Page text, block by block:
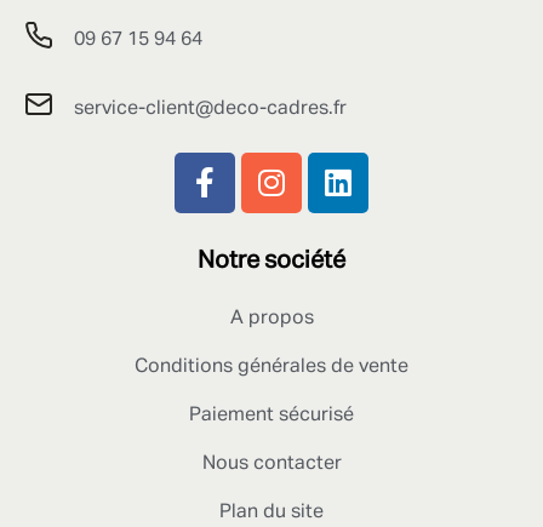
09 67 15 94 64
service-client@deco-cadres.fr
Notre société
A propos
Conditions générales de vente
Paiement sécurisé
Nous contacter
Plan du site